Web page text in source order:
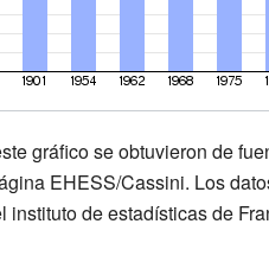
gráfico se obtuvieron de
EHESS/Cassini. Los
instituto de estadísticas de